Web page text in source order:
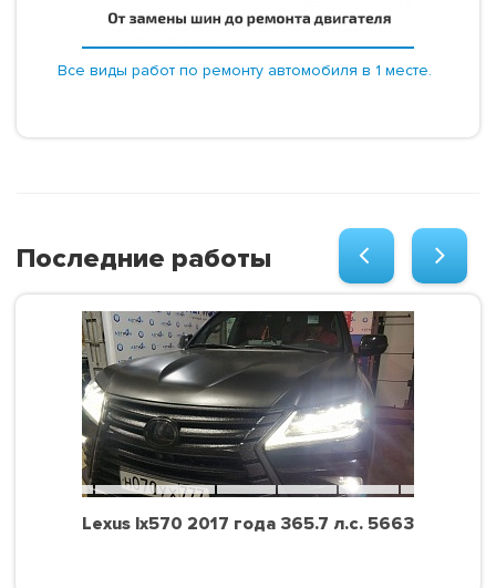
Все виды работ по ремонту автомобиля в 1 месте.
Последние работы
Lexus lx570 2017 года 365.7 л.с. 5663